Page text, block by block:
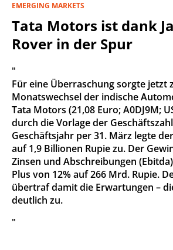
EMERGING MARKETS
Tata Motors ist dank
Rover in der Spur
"
Für eine Überraschung sorgte jetzt
Monatswechsel der indische
Tata Motors (21,08 Euro; A0DJ9M;
durch die Vorlage der
Geschäftsjahr per 31. März legte
auf 1,9 Billionen Rupie zu. Der
Zinsen und Abschreibungen
Plus von 12% auf 266 Mrd. Rupie.
übertraf damit die Erwartungen –
deutlich zu.
"